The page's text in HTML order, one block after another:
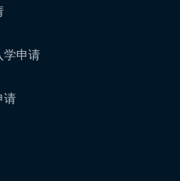
学申请
请